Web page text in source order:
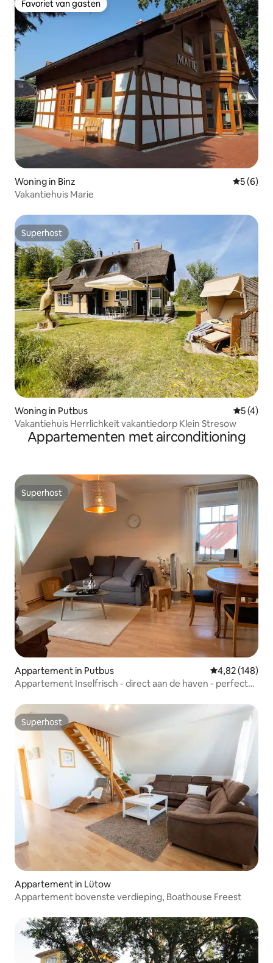
Favoriet van gasten
Favoriet van gasten
Woning in Binz
5 (6)
Vakantiehuis Marie
Superhost
Superhost
Woning in Putbus
5 (4)
Vakantiehuis Herrlichkeit vakantiedorp Klein Stresow
Appartementen met airconditioning
Superhost
Superhost
Appartement in Putbus Gemiddelde
4,82 (148)
Appartement Inselfrisch - direct aan de haven - perfect
Superhost
Superhost
Appartement in Lütow
Appartement bovenste verdieping, Boathouse Freest